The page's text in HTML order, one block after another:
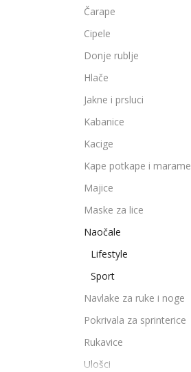
Čarape
Cipele
Donje rublje
Hlače
Jakne i prsluci
Kabanice
Kacige
Kape potkape i marame
Majice
Maske za lice
Naočale
Lifestyle
Sport
Navlake za ruke i noge
Pokrivala za sprinterice
Rukavice
Ulošci